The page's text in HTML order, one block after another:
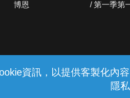
資訊，以提供客製化內
隱
博恩
/ 第一季第